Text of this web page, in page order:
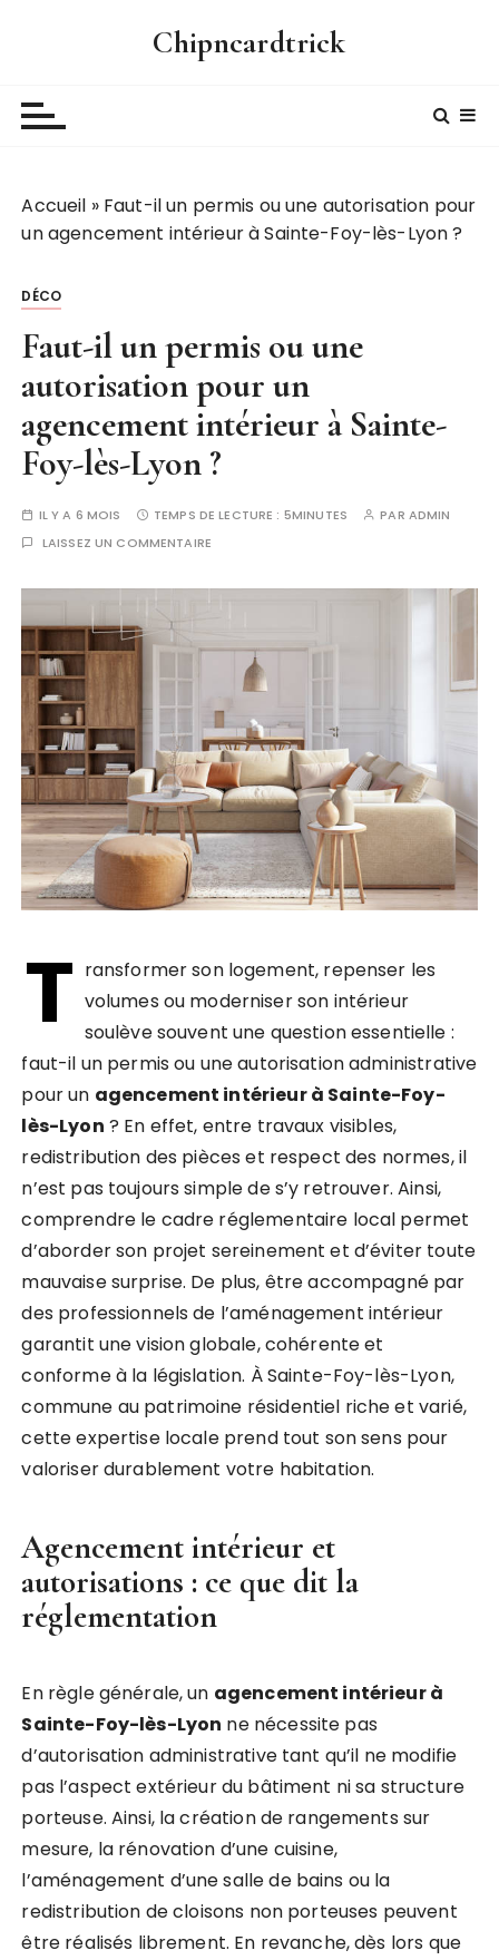
Chipncardtrick
Accueil » Faut-il un permis ou une autorisation pour
un agencement intérieur à Sainte-Foy-lès-Lyon ?
DÉCO
Faut-il un permis ou une
autorisation pour un
agencement intérieur à Sainte-
Foy-lès-Lyon ?
IL Y A 6 MOIS TEMPS DE LECTURE : 5MINUTES PAR ADMIN
LAISSEZ UN COMMENTAIRE
T ransformer son logement, repenser les
volumes ou moderniser son intérieur
soulève souvent une question essentielle :
faut-il un permis ou une autorisation administrative
pour un agencement intérieur à Sainte-Foy-
lès-Lyon ? En effet, entre travaux visibles,
redistribution des pièces et respect des normes, il
n’est pas toujours simple de s’y retrouver. Ainsi,
comprendre le cadre réglementaire local permet
d’aborder son projet sereinement et d’éviter toute
mauvaise surprise. De plus, être accompagné par
des professionnels de l’aménagement intérieur
garantit une vision globale, cohérente et
conforme à la législation. À Sainte-Foy-lès-Lyon,
commune au patrimoine résidentiel riche et varié,
cette expertise locale prend tout son sens pour
valoriser durablement votre habitation.
Agencement intérieur et
autorisations : ce que dit la
réglementation
En règle générale, un agencement intérieur à
Sainte-Foy-lès-Lyon ne nécessite pas
d’autorisation administrative tant qu’il ne modifie
pas l’aspect extérieur du bâtiment ni sa structure
porteuse. Ainsi, la création de rangements sur
mesure, la rénovation d’une cuisine,
l’aménagement d’une salle de bains ou la
redistribution de cloisons non porteuses peuvent
être réalisés librement. En revanche, dès lors que